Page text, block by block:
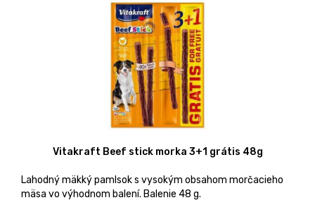
Vitakraft Beef stick morka 3+1 grátis 48g
Lahodný mäkký pamlsok s vysokým obsahom morčacieho
mäsa vo výhodnom balení. Balenie 48 g.